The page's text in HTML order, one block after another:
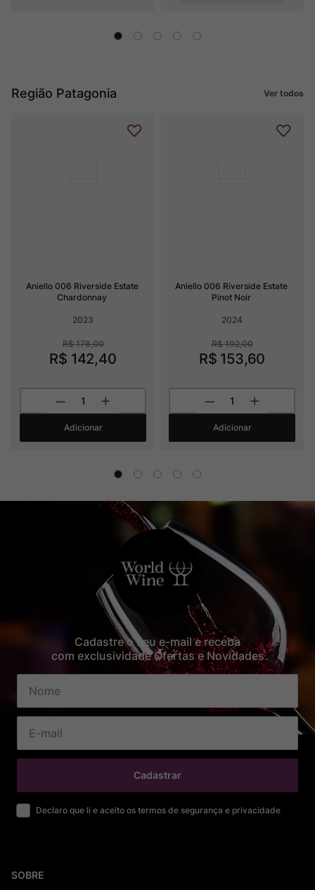
Região Patagonia Ver todos
Aniello 006 Riverside Estate
Chardonnay
2023
R$ 178,00
R$ 142,40
Adicionar
Aniello 006 Riverside Estate
Pinot Noir
2024
R$ 192,00
R$ 153,60
Adicionar
Cadastre o seu e-mail e receba
com exclusividade Ofertas e Novidades
Cadastrar
Declaro que li e aceito os termos de segurança e privacidade
SOBRE